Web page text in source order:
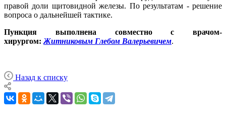
правой доли щитовидной железы. По результатам - решение
вопроса о дальнейшей тактике.
Пункция выполнена совместно с врачом-
хирургом: Житниковым Глебом Валерьевичем.
Назад к списку